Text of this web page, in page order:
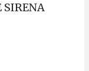
SIRENA